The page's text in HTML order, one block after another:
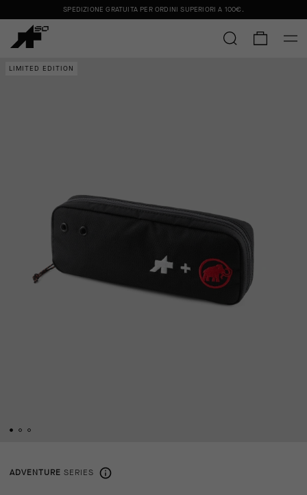
SPEDIZIONE GRATUITA PER ORDINI SUPERIORI A 100€ .
LIMITED EDITION
ADVENTURE SERIES